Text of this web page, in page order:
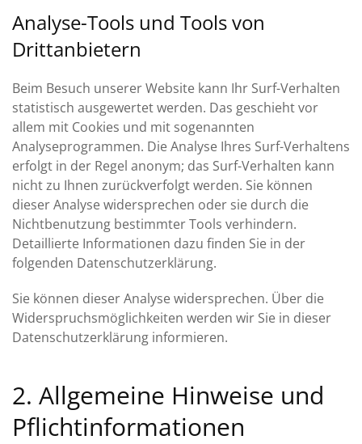
Analyse-Tools und Tools von
Drittanbietern
Beim Besuch unserer Website kann Ihr Surf-Verhalten
statistisch ausgewertet werden. Das geschieht vor
allem mit Cookies und mit sogenannten
Analyseprogrammen. Die Analyse Ihres Surf-Verhaltens
erfolgt in der Regel anonym; das Surf-Verhalten kann
nicht zu Ihnen zurückverfolgt werden. Sie können
dieser Analyse widersprechen oder sie durch die
Nichtbenutzung bestimmter Tools verhindern.
Detaillierte Informationen dazu finden Sie in der
folgenden Datenschutzerklärung.
Sie können dieser Analyse widersprechen. Über die
Widerspruchsmöglichkeiten werden wir Sie in dieser
Datenschutzerklärung informieren.
2. Allgemeine Hinweise und
Pflichtinformationen